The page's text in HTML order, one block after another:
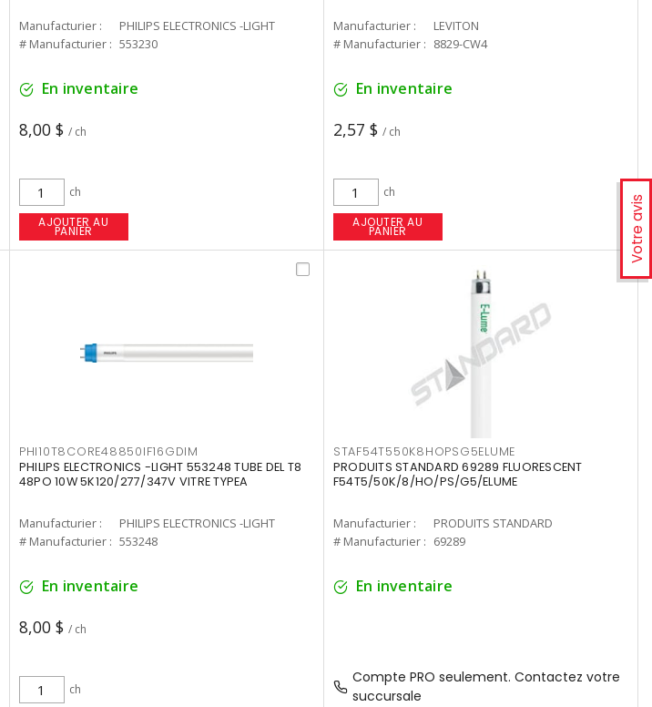
Votre avis
Manufacturier :
PHILIPS ELECTRONICS -LIGHT
# Manufacturier : 553230
En inventaire
8,00 $ / ch
ch
AJOUTER AU
PANIER
Manufacturier :
LEVITON
# Manufacturier : 8829-CW4
En inventaire
2,57 $ / ch
ch
AJOUTER AU
PANIER
PHI10T8CORE48850IF16GDIM
PHILIPS ELECTRONICS -LIGHT 553248 TUBE DEL T8
48PO 10W 5K120/277/347V VITRE TYPEA
Manufacturier :
PHILIPS ELECTRONICS -LIGHT
# Manufacturier : 553248
En inventaire
8,00 $ / ch
ch
STAF54T550K8HOPSG5ELUME
PRODUITS STANDARD 69289 FLUORESCENT
F54T5/50K/8/HO/PS/G5/ELUME
Manufacturier :
PRODUITS STANDARD
# Manufacturier : 69289
En inventaire
Compte PRO seulement. Contactez votre
succursale